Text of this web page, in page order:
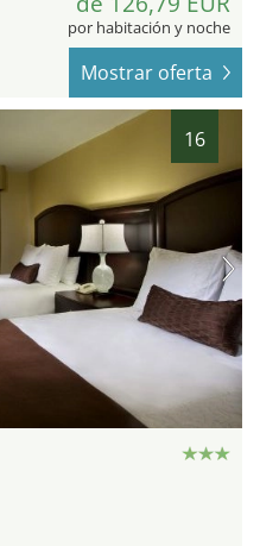
por habitación y noche
Mostrar oferta
16